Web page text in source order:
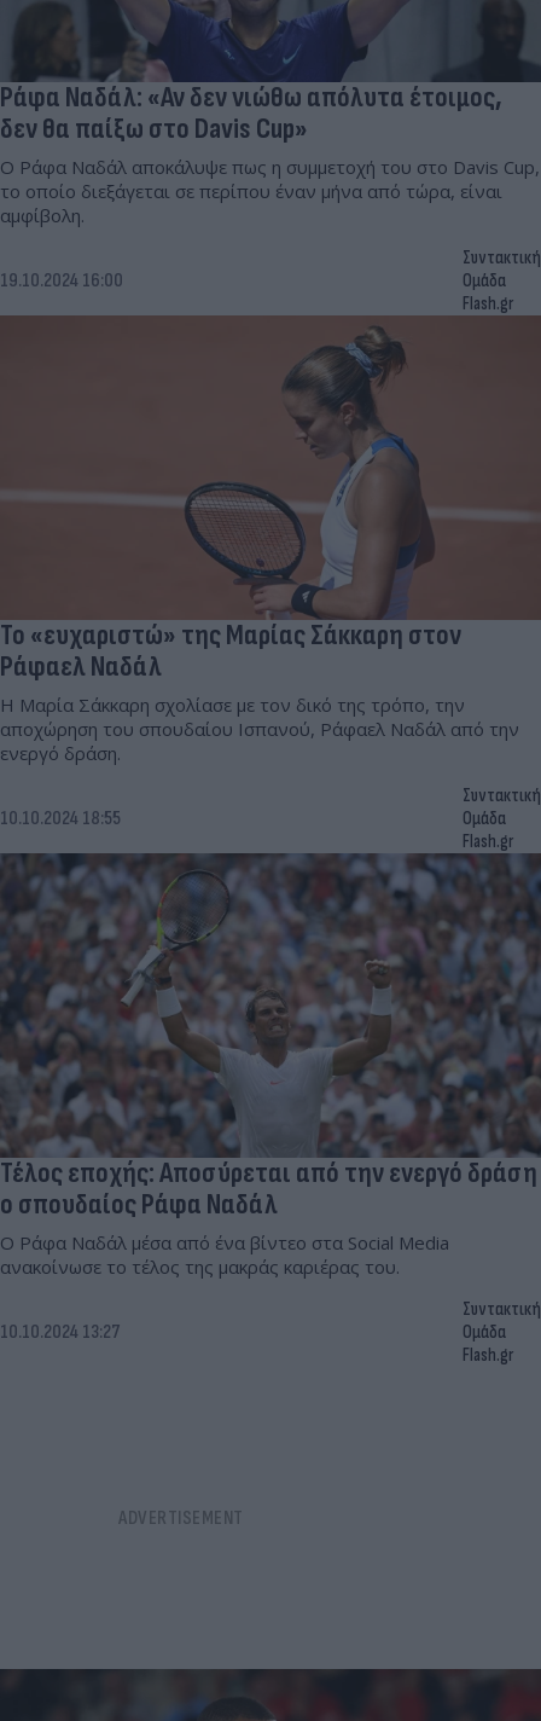
Ράφα Ναδάλ: «Αν δεν νιώθω απόλυτα έτοιμος,
δεν θα παίξω στο Davis Cup»
Ο Ράφα Ναδάλ αποκάλυψε πως η συμμετοχή του στο Davis Cup,
το οποίο διεξάγεται σε περίπου έναν μήνα από τώρα, είναι
αμφίβολη.
19.10.2024 16:00
Συντακτική
Ομάδα
Flash.gr
Το «ευχαριστώ» της Μαρίας Σάκκαρη στον
Ράφαελ Ναδάλ
Η Μαρία Σάκκαρη σχολίασε με τον δικό της τρόπο, την
αποχώρηση του σπουδαίου Ισπανού, Ράφαελ Ναδάλ από την
ενεργό δράση.
10.10.2024 18:55
Συντακτική
Ομάδα
Flash.gr
Τέλος εποχής: Αποσύρεται από την ενεργό δράση
ο σπουδαίος Ράφα Ναδάλ
Ο Ράφα Ναδάλ μέσα από ένα βίντεο στα Social Media
ανακοίνωσε το τέλος της μακράς καριέρας του.
10.10.2024 13:27
Συντακτική
Ομάδα
Flash.gr